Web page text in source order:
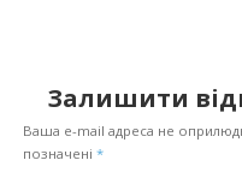
Залишити
Ваша e-mail адреса не
позначені *